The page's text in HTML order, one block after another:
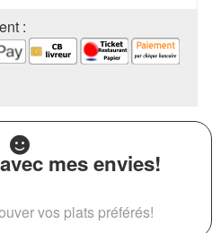
:
mes envies!
vos plats préférés!